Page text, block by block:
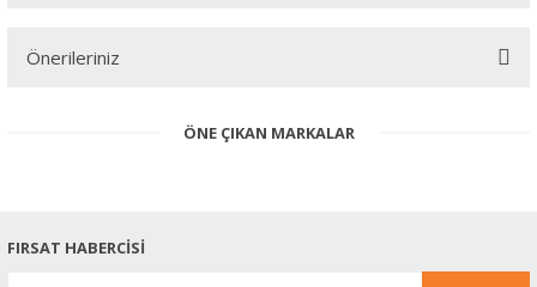
Önerileriniz
konularda yetersiz gördüğünüz noktaları öneri formunu kullanarak
Ürün resmi kalitesiz, bozuk veya görüntülenemiyor.
ÖNE ÇIKAN MARKALAR
FIRSAT HABERCİSİ